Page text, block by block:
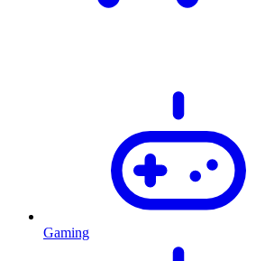
Gaming